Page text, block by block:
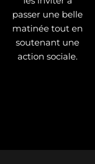
passer une belle
matinée tout en
soutenant une
action sociale.